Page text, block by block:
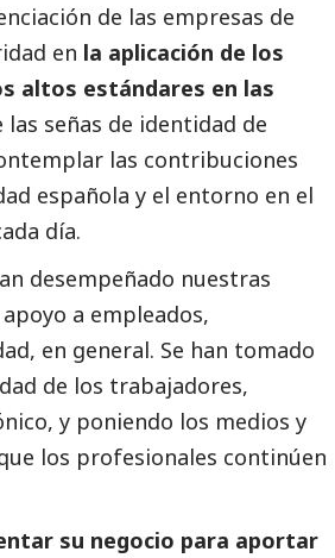
de las empresas de
en la aplicación de los
altos estándares en las
señas de identidad de
las contribuciones
española y el entorno en el
día.
desempeñado nuestras
a empleados,
en general. Se han tomado
de los trabajadores,
y poniendo los medios y
los profesionales continúen
su negocio para aportar